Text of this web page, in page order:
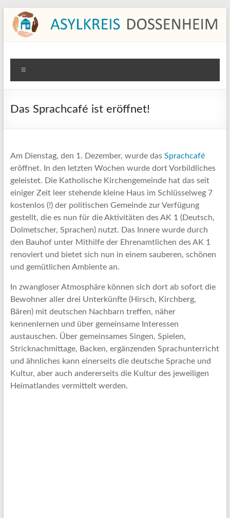
Zum
Inhalt
springen
Asylkreis Dossenheim
Informationen von und für den Asylkreis Dossenheim
Das Sprachcafé ist eröffnet!
Am Dienstag, den 1. Dezember, wurde das Sprachcafé
eröffnet. In den letzten Wochen wurde dort Vorbildliches
geleistet. Die Katholische Kirchengemeinde hat das seit
einiger Zeit leer stehende kleine Haus im Schlüsselweg 7
kostenlos (!) der politischen Gemeinde zur Verfügung
gestellt, die es nun für die Aktivitäten des AK 1 (Deutsch,
Dolmetscher, Sprachen) nutzt. Das Innere wurde durch
den Bauhof unter Mithilfe der Ehrenamtlichen des AK 1
renoviert und bietet sich nun in einem sauberen, schönen
und gemütlichen Ambiente an.
In zwangloser Atmosphäre können sich dort ab sofort die
Bewohner aller drei Unterkünfte (Hirsch, Kirchberg,
Bären) mit deutschen Nachbarn treffen, näher
kennenlernen und über gemeinsame Interessen
austauschen. Über gemeinsames Singen, Spielen,
Stricknachmittage, Backen, ergänzenden Sprachunterricht
und ähnliches kann einerseits die deutsche Sprache und
Kultur, aber auch andererseits die Kultur des jeweiligen
Heimatlandes vermittelt werden.